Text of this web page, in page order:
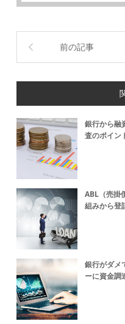
前の記事
銀行から融
査のポイン
ABL（売掛
組みから登
銀行がダメ
ーに資金調